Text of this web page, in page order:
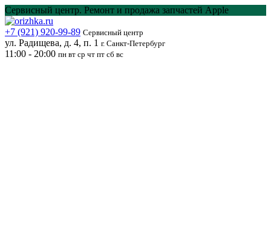
Перейти
к
содержанию
Сервисный центр. Ремонт и продажа запчастей Apple
+7 (921) 920-99-89 Сервисный центр
ул. Радищева, д. 4, п. 1 г. Санкт-Петербург
11:00 - 20:00 пн вт ср чт пт сб вс